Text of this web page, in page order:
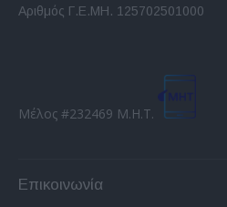
Αριθμός Γ.Ε.ΜΗ. 125702501000
Μέλος #232469 Μ.Η.Τ.
Επικοινωνία